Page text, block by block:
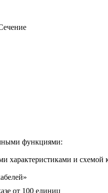
функциями:
характеристиками и схемой
от 100 единиц